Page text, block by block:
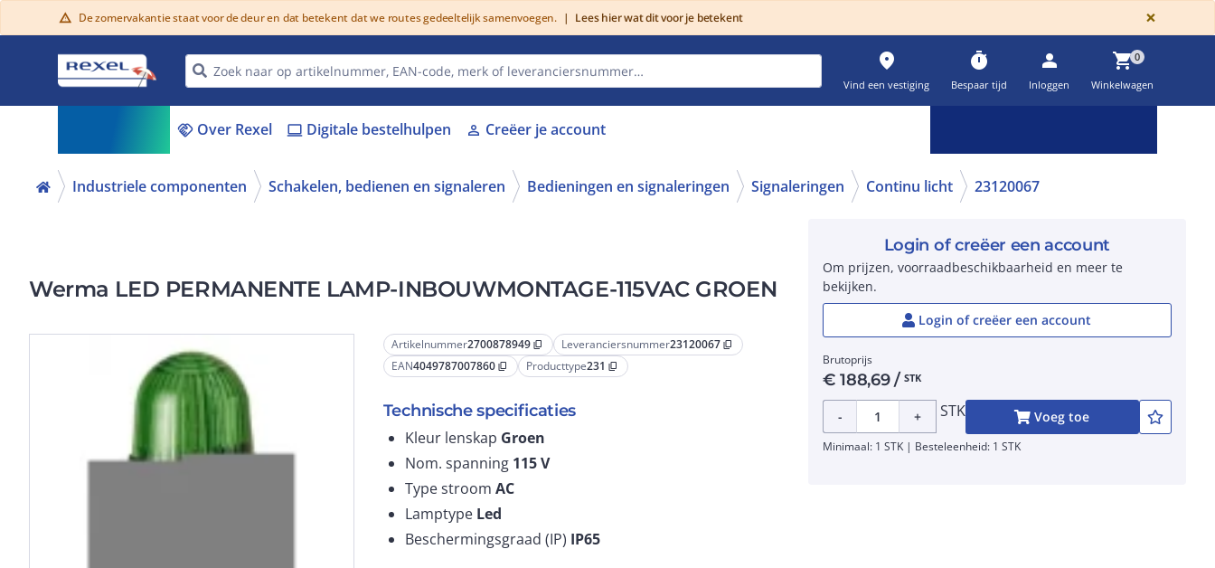
warning De zomervakantie staat voor de deur en dat betekent dat we routes gedeeltelijk samenvoegen. | Lees hier wat dit voor je betekent ×
place
Vind een vestiging
timer
Bespaar tijd
person
Inloggen
shopping_cart0
Winkelwagen
handshake Over Rexel laptop Digitale bestelhulpen person Creëer je account
Industriele componenten Schakelen, bedienen en signaleren Bedieningen en signaleringen Signaleringen Continu licht 23120067
Werma LED PERMANENTE LAMP-INBOUWMONTAGE-115VAC GROEN
Artikelnummer2700878949 content_copy Leveranciersnummer23120067 content_copy
EAN4049787007860 content_copy Producttype231 content_copy
Technische specificaties
Kleur lenskap Groen
Nom. spanning 115V
Type stroom AC
Lamptype Led
Beschermingsgraad (IP) IP65
Login of creëer een account
Om prijzen, voorraadbeschikbaarheid en meer te
bekijken.
Login of creëer een account
Brutoprijs
€188,69/ STK
- + STK Voeg toe
Minimaal: 1 STK | Besteleenheid: 1 STK